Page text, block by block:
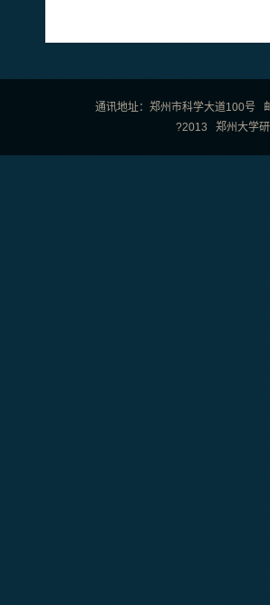
通讯地址：郑州市科学大道100
?2013 郑州大学